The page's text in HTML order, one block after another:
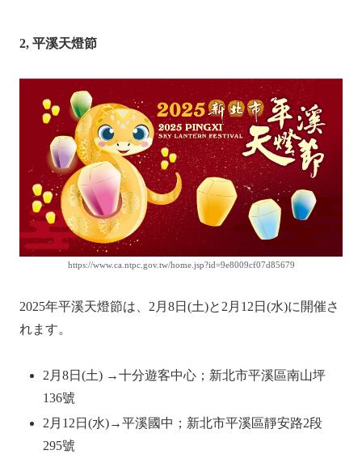
2, 平溪天燈節
https://www.ca.ntpc.gov.tw/home.jsp?id=9e8009cf07d85679
2025年平溪天燈節は、2月8日(土)と2月12日(水)に開催さ
れます。
2月8日(土) →十分遊客中心；新北市平溪區南山坪
136號
2月12日(水)→平溪國中；新北市平溪區靜安路2段
295號